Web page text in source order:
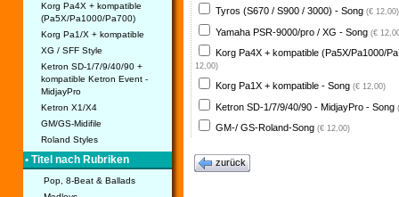
Korg Pa4X + kompatible
(Pa5X/Pa1000/Pa700)
Korg Pa1/X + kompatible
XG / SFF Style
Ketron SD-1/7/9/40/90 +
kompatible Ketron Event -
MidjayPro
Ketron X1/X4
GM/GS-Midifile
Roland Styles
• Titel nach Rubriken
Pop, 8-Beat & Ballads
Tyros (S670 / S900 / 3000) - Song (€ 12,00)
Yamaha PSR-9000/pro / XG - Song (€
Korg Pa4X + kompatible (Pa5X/Pa1000/
12,00)
Korg Pa1X + kompatible - Song (€ 12,00)
Ketron SD-1/7/9/40/90 - MidjayPro - Song
GM-/ GS-Roland-Song (€ 12,00)
zurück